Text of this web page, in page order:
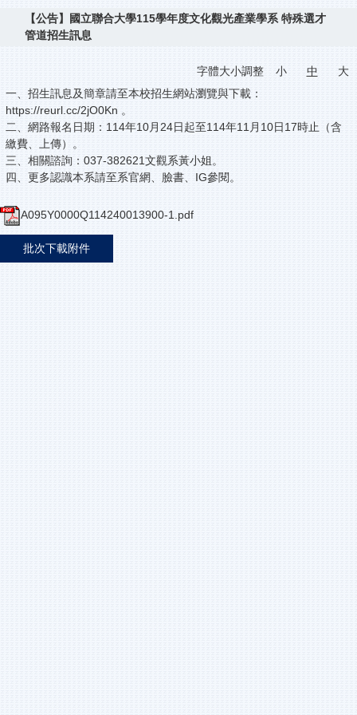
【公告】國立聯合大學115學年度文化觀光產業學系 特殊選才
管道招生訊息
字體大小調整 小 中
大
一、招生訊息及簡章請至本校招生網站瀏覽與下載：
https://reurl.cc/2jO0Kn 。
二、網路報名日期：114年10月24日起至114年11月10日17時止（含
繳費、上傳）。
三、相關諮詢：037-382621文觀系黃小姐。
四、更多認識本系請至系官網、臉書、IG參閱。
A095Y0000Q114240013900-1.pdf
批次下載附件